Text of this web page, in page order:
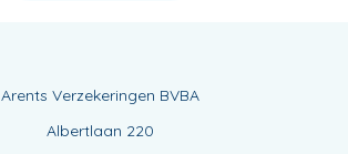
Arents Verzekeringen BVBA
Albertlaan 220